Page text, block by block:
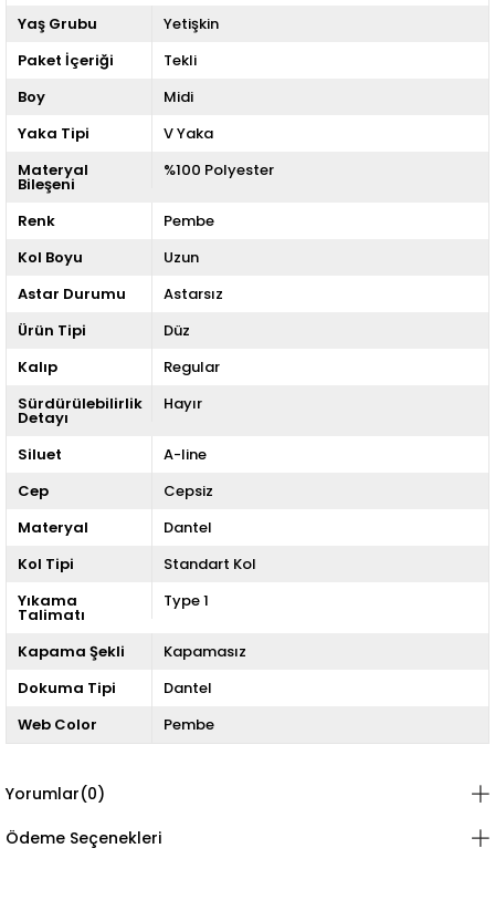
Yaş Grubu
Yetişkin
Paket İçeriği
Tekli
Boy
Midi
Yaka Tipi
V Yaka
Materyal
Bileşeni
%100 Polyester
Renk
Pembe
Kol Boyu
Uzun
Astar Durumu
Astarsız
Ürün Tipi
Düz
Kalıp
Regular
Sürdürülebilirlik
Detayı
Hayır
Siluet
A-line
Cep
Cepsiz
Materyal
Dantel
Kol Tipi
Standart Kol
Yıkama
Talimatı
Type 1
Kapama Şekli
Kapamasız
Dokuma Tipi
Dantel
Web Color
Pembe
Yorumlar(0)
Ödeme Seçenekleri